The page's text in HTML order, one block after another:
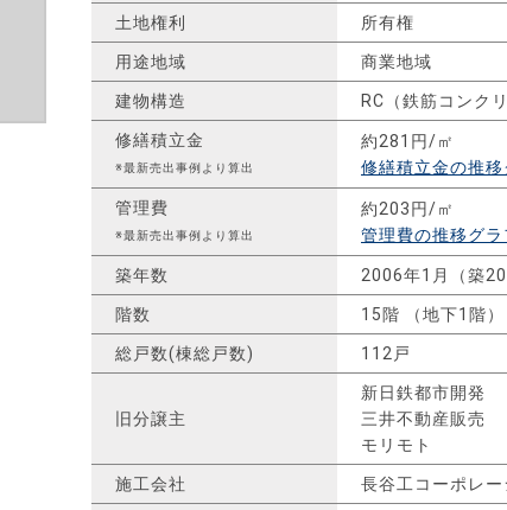
土地権利 所有権
用途地域 商業地域
建物構造 RC（鉄筋コンク
修繕積立金
※最新売出事例より算出
約281円/㎡
修繕積立金の推
管理費
※最新売出事例より算出
約203円/㎡
管理費の推移グ
築年数 2006年1月（築
階数 15階 （地下1階）
総戸数(棟総戸数) 112戸
旧分譲主
新日鉄都市開発
三井不動産販売
モリモト
施工会社 長谷工コーポレ